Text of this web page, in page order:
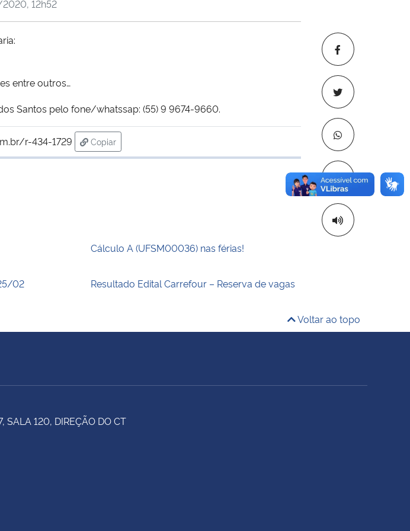
Copiar para
12h52
entre outros…
Santos pelo fone/whatssap: (55) 9 9674-9660.
r-434-1729
Copiar
para área de transferência
Cálculo A (UFSM00036) nas férias!
02 Resultado Edital Carrefour – Reserva de vagas
Voltar ao topo
SALA 120, DIREÇÃO DO CT